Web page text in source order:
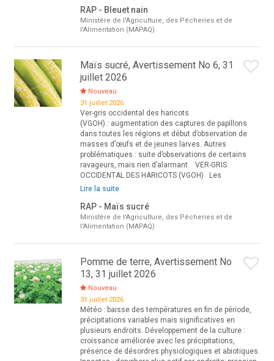
RAP - Bleuet nain
Ministère de l'Agriculture, des Pêcheries et de
l'Alimentation (MAPAQ)
Maïs sucré, Avertissement No 6, 31
juillet 2026
Nouveau
31 juillet 2026
Ver-gris occidental des haricots
(VGOH) : augmentation des captures de papillons
dans toutes les régions et début d’observation de
masses d’œufs et de jeunes larves. Autres
problématiques : suite d’observations de certains
ravageurs, mais rien d’alarmant. VER-GRIS
OCCIDENTAL DES HARICOTS (VGOH) Les
Lire la suite
RAP - Maïs sucré
Ministère de l'Agriculture, des Pêcheries et de
l'Alimentation (MAPAQ)
Pomme de terre, Avertissement No
13, 31 juillet 2026
Nouveau
31 juillet 2026
Météo : baisse des températures en fin de période,
précipitations variables mais significatives en
plusieurs endroits. Développement de la culture :
croissance améliorée avec les précipitations,
présence de désordres physiologiques et abiotiques.